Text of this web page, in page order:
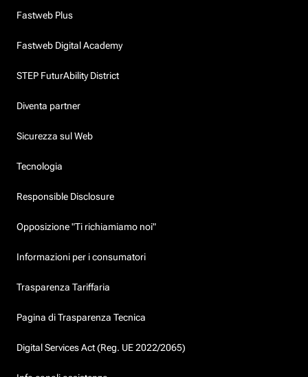
Fastweb Plus
Fastweb Digital Academy
STEP FuturAbility District
Diventa partner
Sicurezza sul Web
Tecnologia
Responsible Disclosure
Opposizione "Ti richiamiamo noi"
Informazioni per i consumatori
Trasparenza Tariffaria
Pagina di Trasparenza Tecnica
Digital Services Act (Reg. UE 2022/2065)